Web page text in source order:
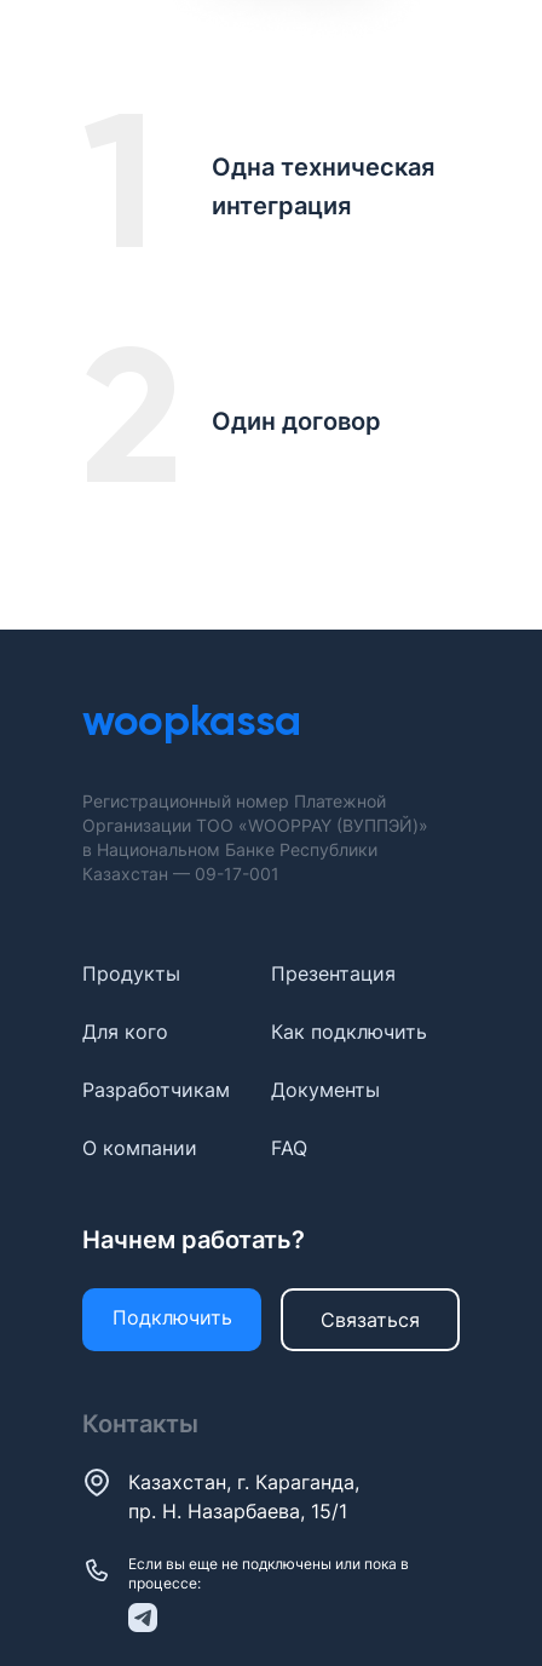
Одна техническая
интеграция
Один договор
woopkassa
Регистрационный номер Платежной
Организации ТОО «WOOPPAY (ВУППЭЙ)»
в Национальном Банке Республики
Казахстан — 09-17-001
Продукты Презентация
Для кого Как подключить
Разработчикам Документы
О компании FAQ
Начнем работать?
Подключить Связаться
Контакты
Если вы еще не подключены или пока в
процессе:
Казахстан, г. Караганда,
пр. Н. Назарбаева, 15/1